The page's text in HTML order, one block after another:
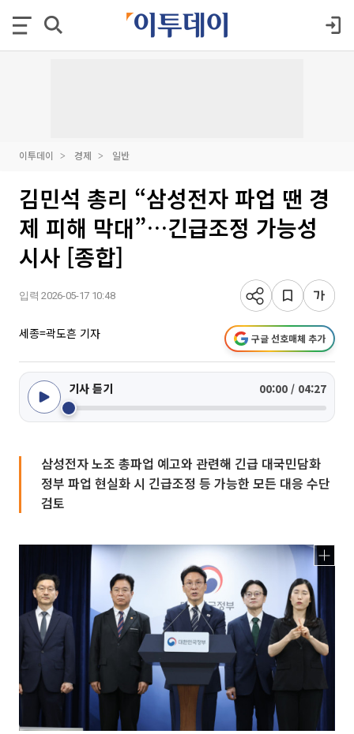
이투데이 경제 일반
김민석 총리 “삼성전자 파업 땐 경
제 피해 막대”…긴급조정 가능성
시사 [종합]
입력 2026-05-17 10:48
세종=곽도흔 기자 구글 선호매체 추가
기사 듣기 00:00 / 04:27
삼성전자 노조 총파업 예고와 관련해 긴급 대국민담화
정부 파업 현실화 시 긴급조정 등 가능한 모든 대응 수단
검토